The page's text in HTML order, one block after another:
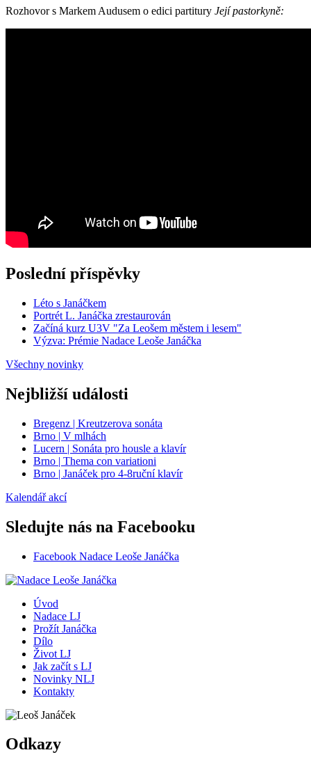
Rozhovor s Markem Audusem o edici partitury Její pastorkyně:
Poslední příspěvky
Léto s Janáčkem
Portrét L. Janáčka zrestaurován
Začíná kurz U3V "Za Leošem městem i lesem"
Výzva: Prémie Nadace Leoše Janáčka
Všechny novinky
Nejbližší události
Bregenz | Kreutzerova sonáta
Brno | V mlhách
Lucern | Sonáta pro housle a klavír
Brno | Thema con variationi
Brno | Janáček pro 4-8ruční klavír
Kalendář akcí
Sledujte nás na Facebooku
Facebook Nadace Leoše Janáčka
Úvod
Nadace LJ
Prožít Janáčka
Dílo
Život LJ
Jak začít s LJ
Novinky NLJ
Kontakty
Odkazy